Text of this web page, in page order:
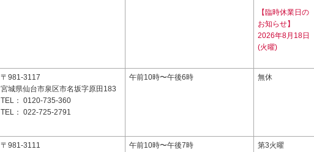
【臨時休業日の
お知らせ】
2026年8月18日
(火曜)
〒981-3117
宮城県仙台市泉区市名坂字原田183
TEL： 0120-735-360
TEL： 022-725-2791
午前10時〜午後6時 無休
〒981-3111
午前10時〜午後7時 第3火曜